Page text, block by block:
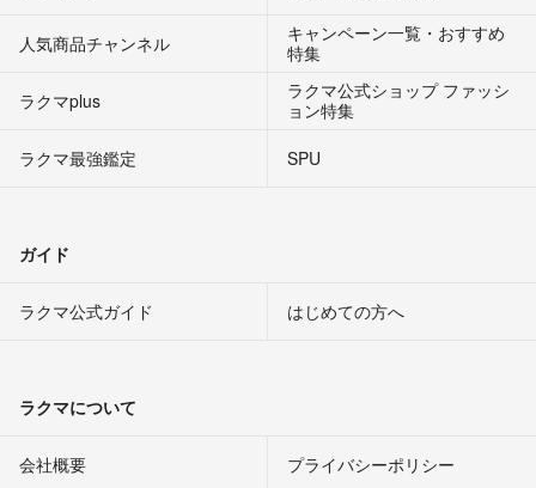
人気商品チャンネル
キャンペーン一覧・おすすめ
特集
ラクマplus
ラクマ公式ショップ ファッシ
ョン特集
ラクマ最強鑑定
SPU
ガイド
ラクマ公式ガイド はじめての方へ
ラクマについて
会社概要 プライバシーポリシー